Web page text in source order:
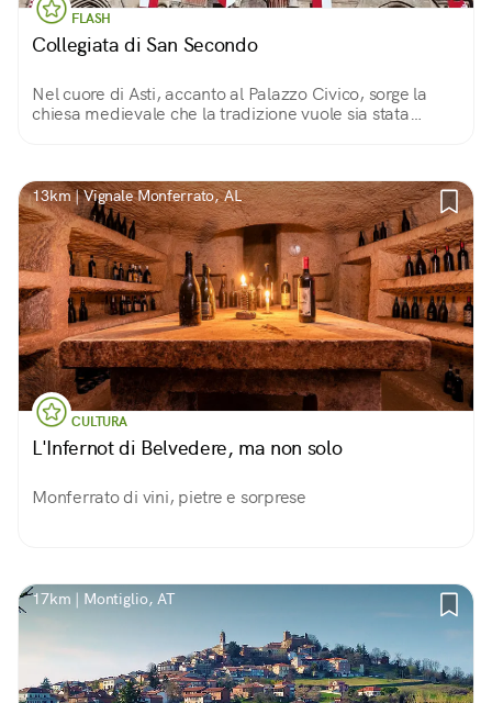
FLASH
Collegiata di San Secondo
Nel cuore di Asti, accanto al Palazzo Civico, sorge la
chiesa medievale che la tradizione vuole sia stata
13km | Vignale Monferrato, AL
CULTURA
L'Infernot di Belvedere, ma non solo
Monferrato di vini, pietre e sorprese
17km | Montiglio, AT